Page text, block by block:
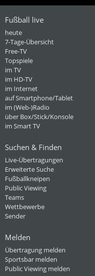
Fußball live
heute
7-Tage-Übersicht
Free-TV
Topspiele
im TV
im HD-TV
im Internet
auf Smartphone/Tablet
im (Web-)Radio
über Box/Stick/Konsole
im Smart TV
Suchen & Finden
Live-Übertragungen
Erweiterte Suche
Fußballkneipen
Public Viewing
Teams
Wettbewerbe
Sender
Melden
Übertragung melden
Sportsbar melden
Public Viewing melden